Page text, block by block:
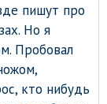
пишут про
Но я
Пробовал
кто нибудь